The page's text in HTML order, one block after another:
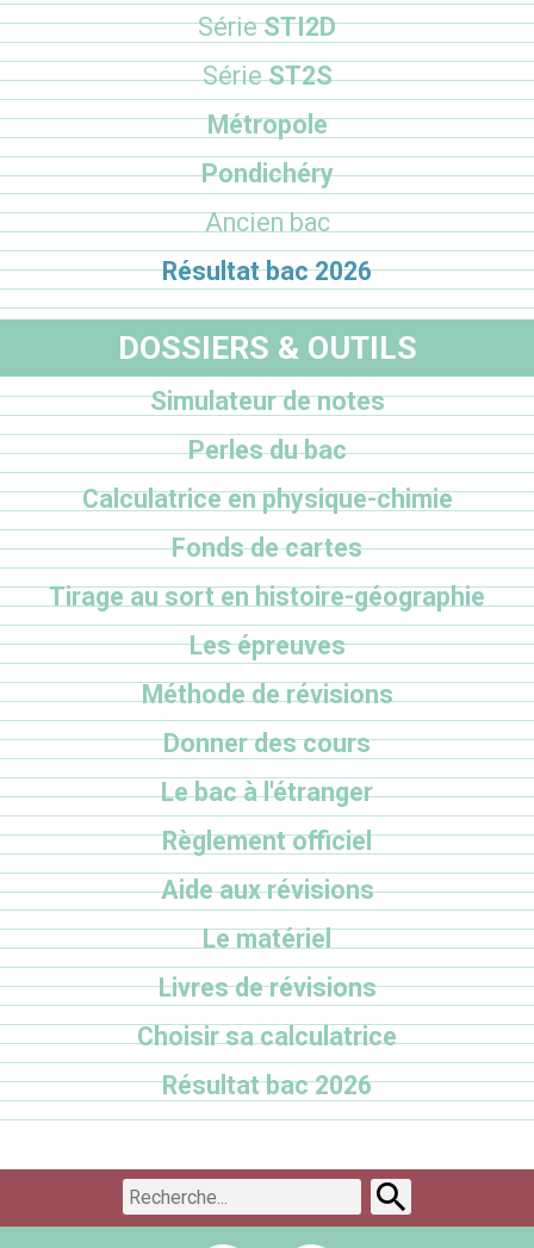
SérieSTI2D
SérieST2S
Métropole
Pondichéry
Ancien bac
Résultat bac 2026
DOSSIERS & OUTILS
Simulateur de notes
Perles du bac
Calculatrice en physique-chimie
Fonds de cartes
Tirage au sort en histoire-géographie
Les épreuves
Méthode de révisions
Donner des cours
Le bac à l'étranger
Règlement officiel
Aide aux révisions
Le matériel
Livres de révisions
Choisir sa calculatrice
Résultat bac 2026